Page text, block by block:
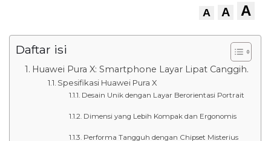
A A A
Daftar isi
Huawei Pura X: Smartphone Layar Lipat Canggih.
Spesifikasi Huawei Pura X
Desain Unik dengan Layar Berorientasi Portrait
Dimensi yang Lebih Kompak dan Ergonomis
Performa Tangguh dengan Chipset Misterius